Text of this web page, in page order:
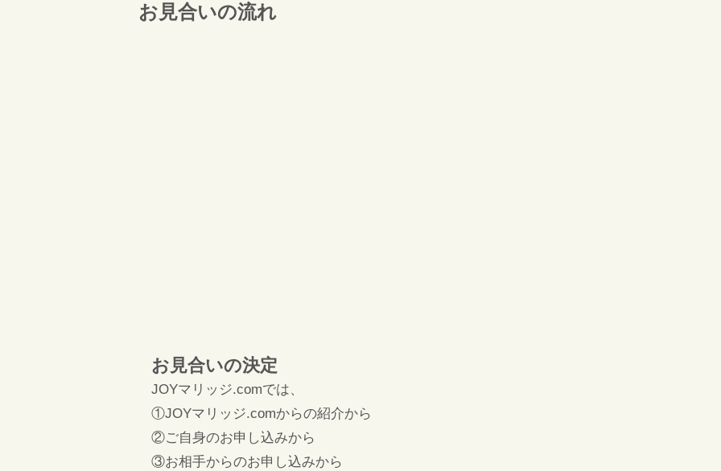
お見合いの流れ
お見合いの決定
JOYマリッジ.comでは、
①JOYマリッジ.comからの紹介から
②ご自身のお申し込みから
③お相手からのお申し込みから